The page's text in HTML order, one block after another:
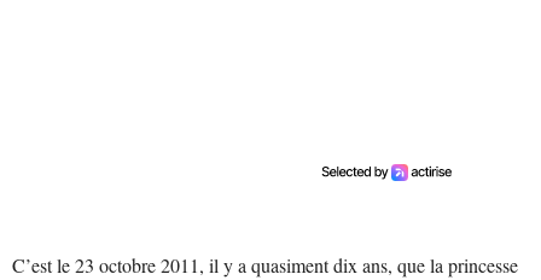
C’est le 23 octobre 2011, il y a quasiment dix ans, que la princesse